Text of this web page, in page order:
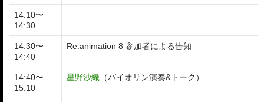
14:10〜
14:30
14:30〜
14:40
Re:animation 8 参加者による告知
14:40〜
15:10
星野沙織 （バイオリン演奏&トーク）